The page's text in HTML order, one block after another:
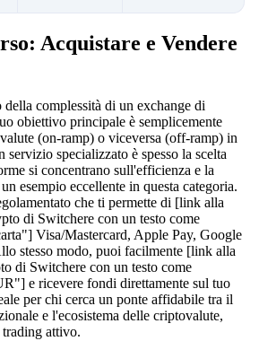
Acquistare e Vendere
complessità di un exchange di
obiettivo principale è semplicemente
(on-ramp) o viceversa (off-ramp) in
servizio specializzato è spesso la scelta
si concentrano sull'efficienza e la
esempio eccellente in questa categoria.
che ti permette di [link alla
di Switchere con un testo come
Visa/Mastercard, Apple Pay, Google
stesso modo, puoi facilmente [link alla
di Switchere con un testo come
e ricevere fondi direttamente sul tuo
per chi cerca un ponte affidabile tra il
e l'ecosistema delle criptovalute,
trading attivo.